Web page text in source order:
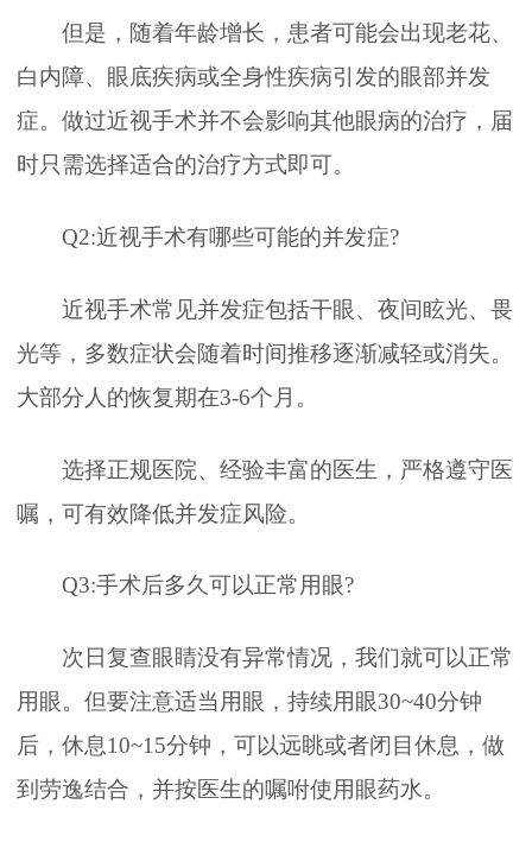
但是，随着年龄增长，患者可能会出现老花、
白内障、眼底疾病或全身性疾病引发的眼部并发
症。做过近视手术并不会影响其他眼病的治疗，届
时只需选择适合的治疗方式即可。
Q2:近视手术有哪些可能的并发症?
近视手术常见并发症包括干眼、夜间眩光、畏
光等，多数症状会随着时间推移逐渐减轻或消失。
大部分人的恢复期在3-6个月。
选择正规医院、经验丰富的医生，严格遵守医
嘱，可有效降低并发症风险。
Q3:手术后多久可以正常用眼?
次日复查眼睛没有异常情况，我们就可以正常
用眼。但要注意适当用眼，持续用眼30~40分钟
后，休息10~15分钟，可以远眺或者闭目休息，做
到劳逸结合，并按医生的嘱咐使用眼药水。